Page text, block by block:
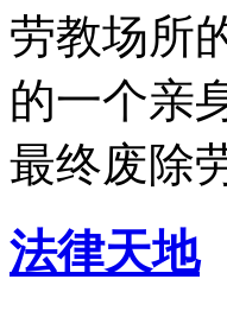
劳教场所
的一个亲
最终废除
法律天地